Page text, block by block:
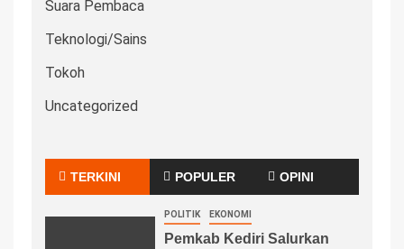
Suara Pembaca
Teknologi/Sains
Tokoh
Uncategorized
TERKINI POPULER OPINI
POLITIK EKONOMI
Pemkab Kediri Salurkan